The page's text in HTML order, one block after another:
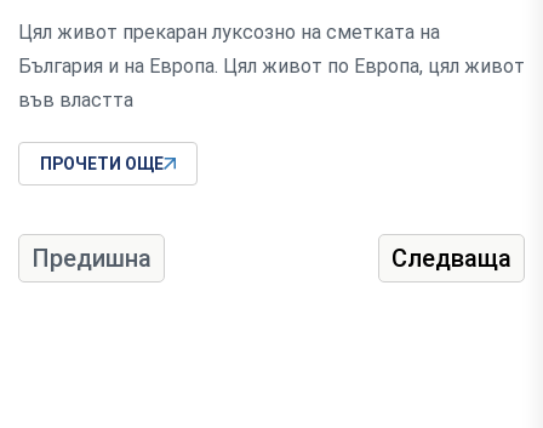
Цял живот прекаран луксозно на сметката на
България и на Европа. Цял живот по Европа, цял живот
във властта
ПРОЧЕТИ ОЩЕ
Предишна Следваща